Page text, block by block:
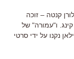
קנטה – זוכה
ו"עמורה" של
נקנו על ידי סרטי